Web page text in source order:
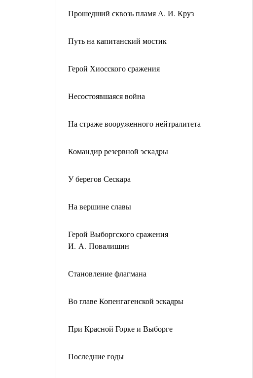
Прошедший сквозь пламя А. И. Круз
Путь на капитанский мостик
Герой Хиосского сражения
Несостоявшаяся война
На страже вооруженного нейтралитета
Командир резервной эскадры
У берегов Сескара
На вершине славы
Герой Выборгского сражения
И. А. Повалишин
Становление флагмана
Во главе Копенгагенской эскадры
При Красной Горке и Выборге
Последние годы